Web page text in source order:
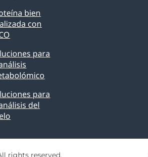
bien
con
para
para
del
rights reserved.